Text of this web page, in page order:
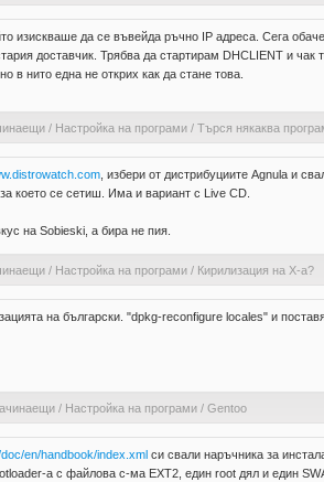
изискваше да се въвейда ръчно IP адреса. Сега
доставчик. Трябва да стартирам DHCLIENT и
в нито една не открих как да стане това.
/ Настройка на програми / Търся някаква
, избери от дистрибуциите Agnula и
което се сетиш. Има и вариант с Live CD.
на Sobieski, а бира не пия.
/ Настройка на програми / Кирилизация на Х-а?
на български. "dpkg-reconfigure locales" и
/ Настройка на програми / Gentoo
en/handbook/index.xml си свали наръчника за
a с файлова с-ма EXT2, един root дял и един